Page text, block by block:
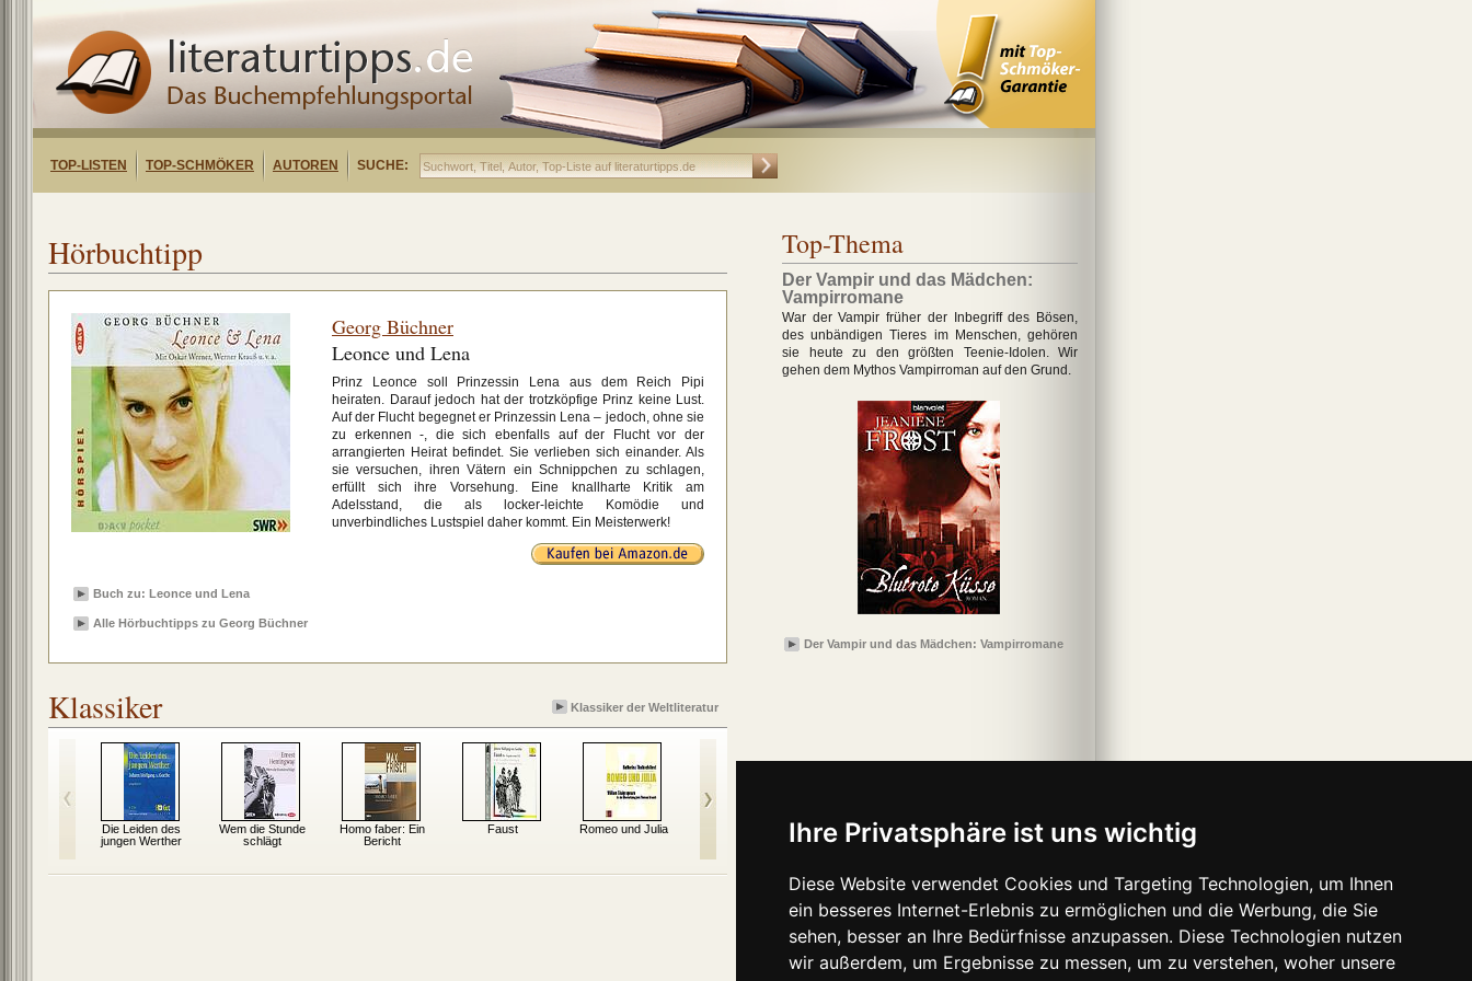
Ihre Privatsphäre ist uns wichtig
Diese Website verwendet Cookies und Targeting Technologien, um Ihnen
ein besseres Internet-Erlebnis zu ermöglichen und die Werbung, die Sie
sehen, besser an Ihre Bedürfnisse anzupassen. Diese Technologien nutzen
wir außerdem, um Ergebnisse zu messen, um zu verstehen, woher unsere
TOP-LISTEN TOP-SCHMÖKER AUTOREN SUCHE:
Hörbuchtipp
Georg Büchner
Leonce und Lena
Prinz Leonce soll Prinzessin Lena aus dem Reich Pipi
heiraten. Darauf jedoch hat der trotzköpfige Prinz keine Lust.
Auf der Flucht begegnet er Prinzessin Lena – jedoch, ohne sie
zu erkennen -, die sich ebenfalls auf der Flucht vor der
arrangierten Heirat befindet. Sie verlieben sich einander. Als
sie versuchen, ihren Vätern ein Schnippchen zu schlagen,
erfüllt sich ihre Vorsehung. Eine knallharte Kritik am
Adelsstand, die als locker-leichte Komödie und
unverbindliches Lustspiel daher kommt. Ein Meisterwerk!
Buch zu: Leonce und Lena
Alle Hörbuchtipps zu Georg Büchner
Klassiker Klassiker der Weltliteratur
Die Leiden des
jungen Werther
Wem die Stunde
schlägt
Homo faber: Ein
Bericht
Faust Romeo und Julia
Reise um die Erde in
achtzig Tagen
Oliver Twist Die Pest
Die Klassiker-
Hörbibliothek
Top-Thema
Der Vampir und das Mädchen:
Vampirromane
War der Vampir früher der Inbegriff des Bösen,
des unbändigen Tieres im Menschen, gehören
sie heute zu den größten Teenie-Idolen. Wir
gehen dem Mythos Vampirroman auf den Grund.
Der Vampir und das Mädchen: Vampirromane